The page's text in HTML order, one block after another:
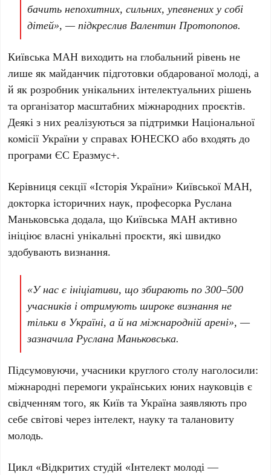
бачить непохитних, сильних, упевнених у собі
дітей», — підкресливВалентин Протопопов.
Київська МАН виходить на глобальний рівень не
лише як майданчик підготовки обдарованої молоді, а
й як розробник унікальних інтелектуальних рішень
та організатор масштабних міжнародних проєктів.
Деякі з них реалізуються за підтримки Національної
комісії України у справахЮНЕСКО або входять до
програми ЄСЕразмус+.
Керівниця секції «Історія України» Київської МАН,
докторка історичних наук, професоркаРуслана
Маньковська додала, що Київська МАН активно
ініціює власні унікальні проєкти, які швидко
здобувають визнання.
«У нас є ініціативи, що збирають по300–500
учасників і отримують широке визнання не
тільки в Україні, а й на міжнародній арені», —
зазначилаРуслана Маньковська.
Підсумовуючи, учасники круглого столу наголосили:
міжнародні перемоги українських юних науковців є
свідченням того, як Київ та Україна заявляють про
себе світові через інтелект, науку та талановиту
молодь.
Цикл «Відкритих студій «Інтелект молоді —